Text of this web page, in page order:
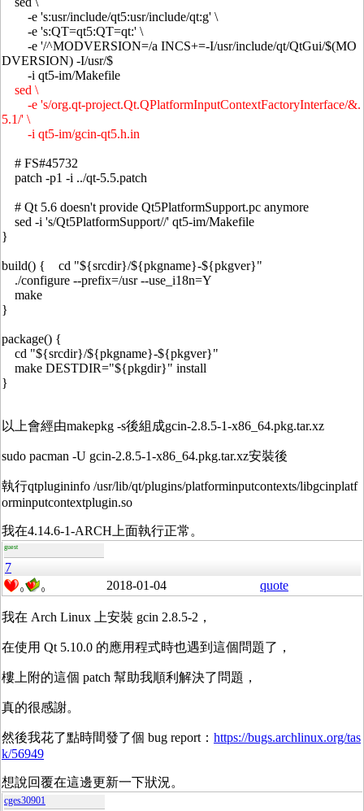
-e 's:usr/include/qt5:usr/include/qt:g' \
-e 's:QT=qt5:QT=qt:' \
-e '/^MODVERSION=/a INCS+=-I/usr/include/qt/QtGui/$(MO
DVERSION) -I/usr/$
-i qt5-im/Makefile
sed \
-e 's/org.qt-project.Qt.QPlatformInputContextFactoryInterface/&.
5.1/' \
-i qt5-im/gcin-qt5.h.in
# FS#45732
patch -p1 -i ../qt-5.5.patch
# Qt 5.6 doesn't provide Qt5PlatformSupport.pc anymore
sed -i 's/Qt5PlatformSupport//' qt5-im/Makefile
}
build() { cd "${srcdir}/${pkgname}-${pkgver}"
./configure --prefix=/usr --use_i18n=Y
make
}
package() {
cd "${srcdir}/${pkgname}-${pkgver}"
make DESTDIR="${pkgdir}" install
}
以上會經由makepkg -s後組成gcin-2.8.5-1-x86_64.pkg.tar.xz
sudo pacman -U gcin-2.8.5-1-x86_64.pkg.tar.xz安裝後
執行qtplugininfo /usr/lib/qt/plugins/platforminputcontexts/libgcinplatf
orminputcontextplugin.so
我在4.14.6-1-ARCH上面執行正常。
guest
7
0 0 2018-01-04 quote
我在 Arch Linux 上安裝 gcin 2.8.5-2，
在使用 Qt 5.10.0 的應用程式時也遇到這個問題了，
樓上附的這個 patch 幫助我順利解決了問題，
真的很感謝。
然後我花了點時間發了個 bug report： https://bugs.archlinux.org/tas
k/56949
想說回覆在這邊更新一下狀況。
cges30901